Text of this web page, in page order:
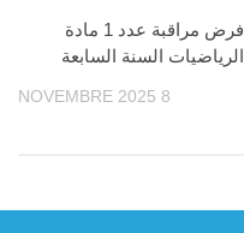
فرض مراقبة عدد 1 مادة
الرياضيات السنة السابعة
8 NOVEMBRE 2025